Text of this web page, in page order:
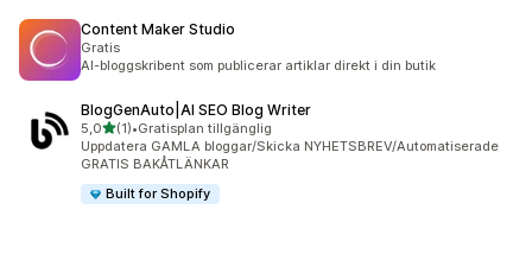
Content Maker Studio
Gratis
AI-bloggskribent som publicerar artiklar direkt i din butik
BlogGenAuto|AI SEO Blog Writer
5,0av 5 stjärnor
(1)
1 recensioner totalt
•Gratisplan tillgänglig
Uppdatera GAMLA bloggar/Skicka NYHETSBREV/Automatiserade
GRATIS BAKÅTLÄNKAR
Built for Shopify